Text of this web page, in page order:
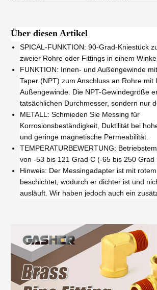
Über diesen Artikel
SPICAL-FUNKTION: 90-Grad-Kniestück
zweier Rohre oder Fittings in einem
FUNKTION: Innen- und Außengewinde
Taper (NPT) zum Anschluss an Rohre mit
Außengewinde. Die NPT-Gewindegröße
tatsächlichen Durchmesser, sondern nur
METALL: Schmieden Sie Messing für
Korrosionsbeständigkeit, Duktilität bei
und geringe magnetische Permeabilität.
TEMPERATURBEWERTUNG:
von -53 bis 121 Grad C (-65 bis 250 Grad
Hinweis: Der Messingadapter ist mit
beschichtet, wodurch er dichter ist und
ausläuft. Wir haben jedoch auch ein